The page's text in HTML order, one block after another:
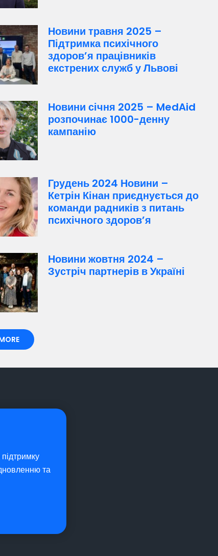
Новини травня 2025 –
Підтримка психічного
здоров’я працівників
екстрених служб у Львові
Новини січня 2025 – MedAid
розпочинає 1000-денну
кампанію
Грудень 2024 Новини –
Кетрін Кінан приєднується до
команди радників з питань
психічного здоров’я
Новини жовтня 2024 –
Зустріч партнерів в Україні
та